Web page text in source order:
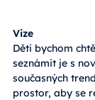
Vize
Děti bychom
seznámit je s
současných
prostor, aby se